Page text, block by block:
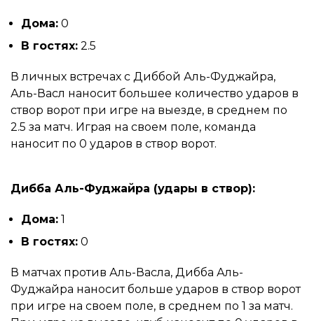
Дома: 0
В гостях: 2.5
В личных встречах с Диббой Аль-Фуджайра,
Аль-Васл наносит большее количество ударов в
створ ворот при игре на выезде, в среднем по
2.5 за матч. Играя на своем поле, команда
наносит по 0 ударов в створ ворот.
Дибба Аль-Фуджайра (удары в створ):
Дома: 1
В гостях: 0
В матчах против Аль-Васла, Дибба Аль-
Фуджайра наносит больше ударов в створ ворот
при игре на своем поле, в среднем по 1 за матч.